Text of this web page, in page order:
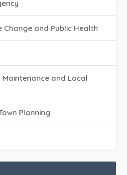
Change and Public Health
and Local
Planning